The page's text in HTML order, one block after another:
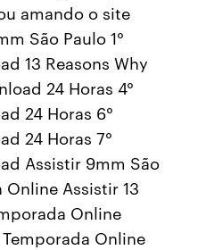
amando o site
São Paulo 1°
13 Reasons Why
24 Horas 4°
24 Horas 6°
24 Horas 7°
Assistir 9mm São
Online Assistir 13
Online
Online